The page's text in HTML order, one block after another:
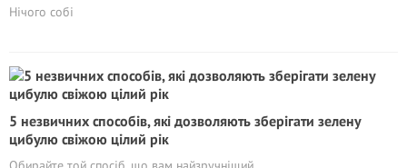
Нічого собі
5 незвичних способів, які дозволяють зберігати зелену
цибулю свіжою цілий рік